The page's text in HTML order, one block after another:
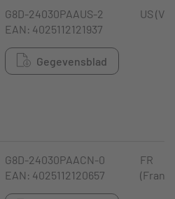
G8D-24030PAAUS-2
EAN: 4025112121937
Gegevensblad
US (VS)
G8D-24030PAACN-0
EAN: 4025112120657
FR